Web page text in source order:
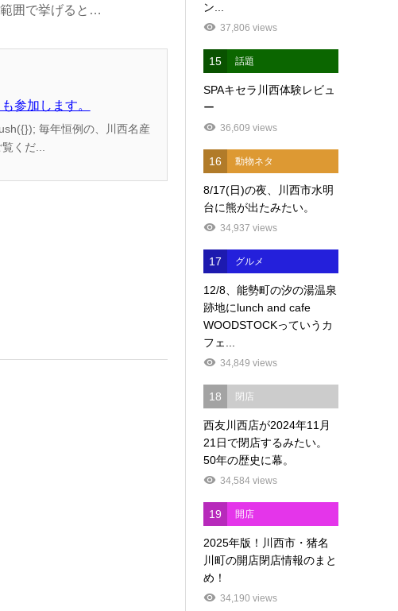
囲で挙げると…
参加します。
ご覧くだ...
ン...
37,806 views
15 話題
SPAキセラ川西体験レビュ
ー
36,609 views
16 動物ネタ
8/17(日)の夜、川西市水明
台に熊が出たみたい。
34,937 views
17 グルメ
12/8、能勢町の汐の湯温泉
跡地にlunch and cafe
WOODSTOCKっていうカ
フェ...
34,849 views
18 閉店
西友川西店が2024年11月
21日で閉店するみたい。
50年の歴史に幕。
34,584 views
19 開店
2025年版！川西市・猪名
川町の開店閉店情報のまと
め！
34,190 views